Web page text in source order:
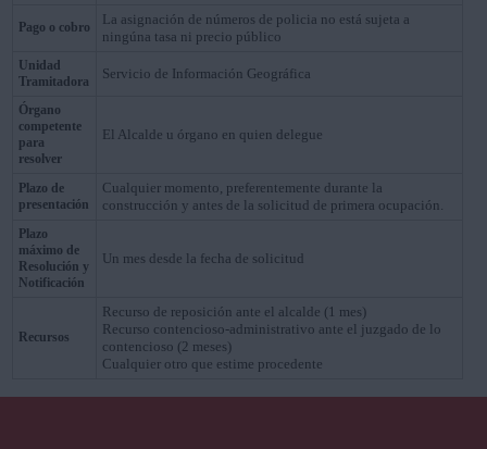
Pago o cobro
La asignación de números de policia no está sujeta a
ningúna tasa ni precio público
Unidad
Tramitadora
Servicio de Información Geográfica
Órgano
competente
para
resolver
El Alcalde u órgano en quien delegue
Plazo de
presentación
Cualquier momento, preferentemente durante la
construcción y antes de la solicitud de primera ocupación.
Plazo
máximo de
Resolución y
Notificación
Un mes desde la fecha de solicitud
Recursos
Recurso de reposición ante el alcalde (1 mes)
Recurso contencioso-administrativo ante el juzgado de lo
contencioso (2 meses)
Cualquier otro que estime procedente